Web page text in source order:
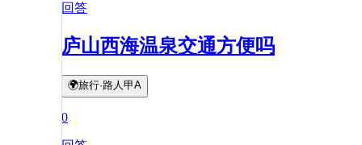
回答
庐山西海温泉交通方便吗
🌍旅行·路人甲A
0